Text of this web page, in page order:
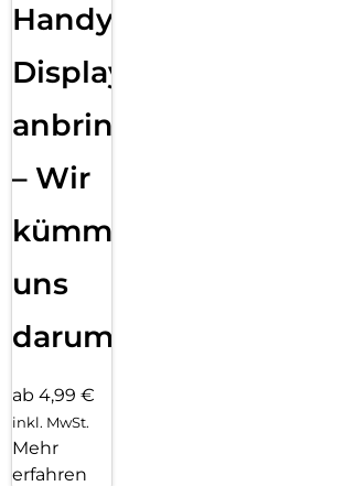
Handy
Displayfolie
anbringen
– Wir
kümmern
uns
darum!
ab 4,99 €
inkl. MwSt.
Mehr
erfahren